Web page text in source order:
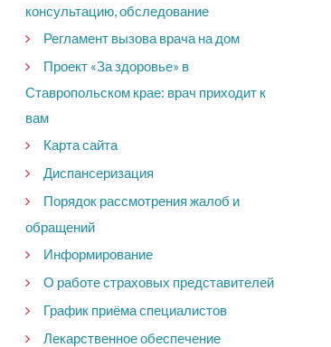
консультацию, обследование
Регламент вызова врача на дом
Проект «За здоровье» в
Ставропольском крае: врач приходит к
вам
Карта сайта
Диспансеризация
Порядок рассмотрения жалоб и
обращений
Информирование
О работе страховых представителей
График приёма специалистов
Лекарственное обеспечение